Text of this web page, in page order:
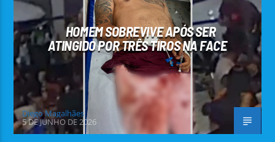
HOMEM SOBREVIVE APÓS SER
ATINGIDO POR TRÊS TIROS NA FACE
Diego Magalhães
5 DE JUNHO DE 2026